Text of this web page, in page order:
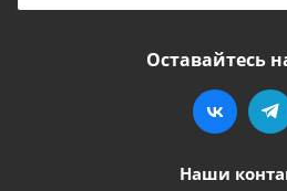
Оставайтесь
Наши